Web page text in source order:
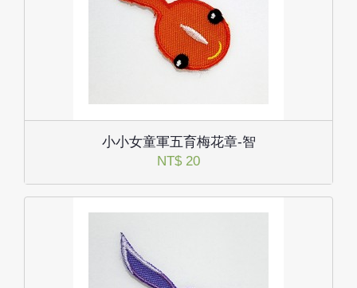
小小女童軍五育梅花章-智
NT$ 20